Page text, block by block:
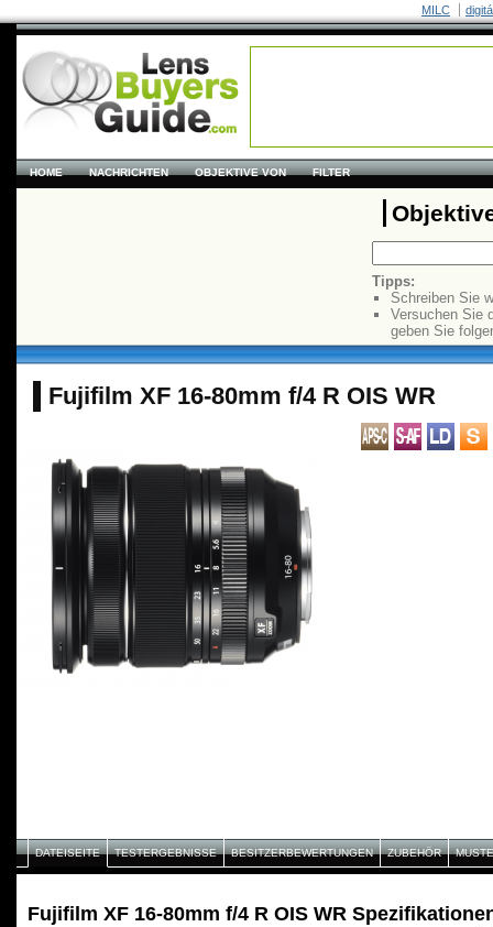
MILC
HOME NACHRICHTEN OBJEKTIVE VON FILTER
Tipps:
Schreiben Sie
Versuchen Sie
geben Sie
Fujifilm XF 16-80mm f/4 R OIS WR
DATEISEITE TESTERGEBNISSE BESITZERBEWERTUNGEN ZUBEHÖR
Fujifilm XF 16-80mm f/4 R OIS WR